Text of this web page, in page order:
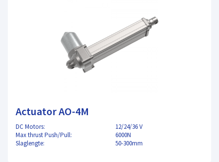
Actuator AO-4M
DC Motors:
12/24/36 V
Max thrust Push/Pull:
6000N
Slaglengte:
50-300mm